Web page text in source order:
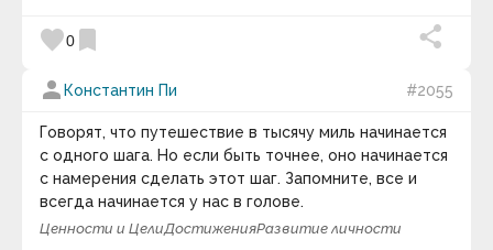
Александр Вяземка
Александр Гарриевич Круглов
Александр Григорьевич Асмолов
Александр Иванович Волошин
Александр Лосев
Александр Македонский
Александр Марков
Александр Скрябин
Александра Коллонтай
favorite0 bookmark
person Константин Пи #2055
Говорят, что путешествие в тысячу миль начинается
с одного шага. Но если быть точнее, оно начинается
с намерения сделать этот шаг. Запомните, все и
всегда начинается у нас в голове.
Ценности и ЦелиДостиженияРазвитие личности
Красивая фортепианная музыка ~ Расслабляющая